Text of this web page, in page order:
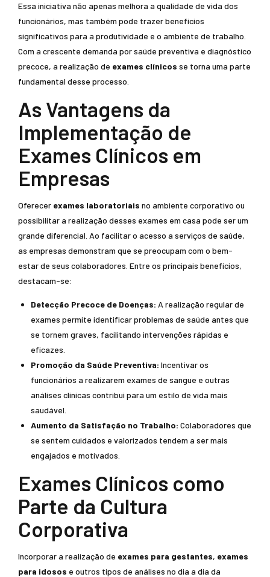
Essa iniciativa não apenas melhora a qualidade de vida dos
funcionários, mas também pode trazer benefícios
significativos para a produtividade e o ambiente de trabalho.
Com a crescente demanda por saúde preventiva e diagnóstico
precoce, a realização de exames clínicos se torna uma parte
fundamental desse processo.
As Vantagens da
Implementação de
Exames Clínicos em
Empresas
Oferecer exames laboratoriais no ambiente corporativo ou
possibilitar a realização desses exames em casa pode ser um
grande diferencial. Ao facilitar o acesso a serviços de saúde,
as empresas demonstram que se preocupam com o bem-
estar de seus colaboradores. Entre os principais benefícios,
destacam-se:
Detecção Precoce de Doenças: A realização regular de
exames permite identificar problemas de saúde antes que
se tornem graves, facilitando intervenções rápidas e
eficazes.
Promoção da Saúde Preventiva: Incentivar os
funcionários a realizarem exames de sangue e outras
análises clínicas contribui para um estilo de vida mais
saudável.
Aumento da Satisfação no Trabalho: Colaboradores que
se sentem cuidados e valorizados tendem a ser mais
engajados e motivados.
Exames Clínicos como
Parte da Cultura
Corporativa
Incorporar a realização de exames para gestantes, exames
para idosos e outros tipos de análises no dia a dia da